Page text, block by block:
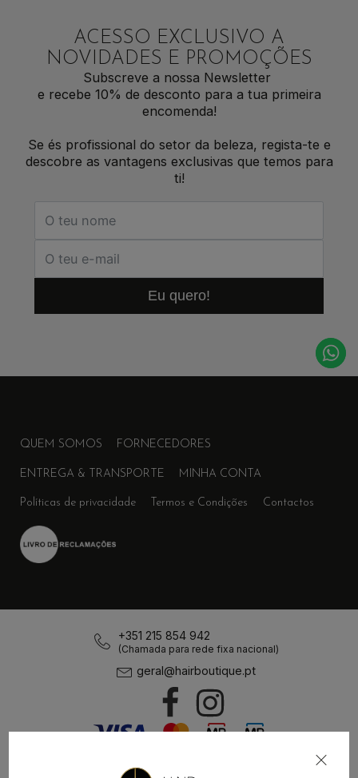
ACESSO EXCLUSIVO A
NOVIDADES E PROMOÇÕES
Subscreve a nossa Newsletter
e recebe 10% de desconto para a tua primeira
encomenda!
Se és profissional do setor da beleza, regista-te e
descobre as vantagens exclusivas que temos para
ti!
Eu quero!
QUEM SOMOS FORNECEDORES
ENTREGA & TRANSPORTE MINHA CONTA
Políticas de privacidade Termos e Condições Contactos
+351 215 854 942
(Chamada para rede fixa nacional)
geral@hairboutique.pt